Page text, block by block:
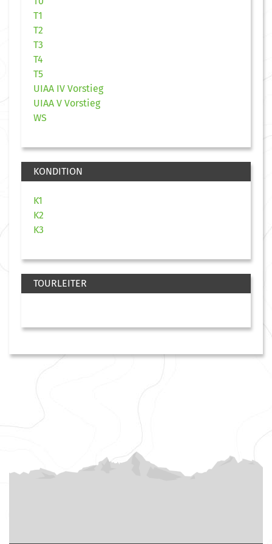
T1
T2
T3
T4
T5
UIAA IV Vorstieg
UIAA V Vorstieg
WS
KONDITION
K1
K2
K3
TOURLEITER